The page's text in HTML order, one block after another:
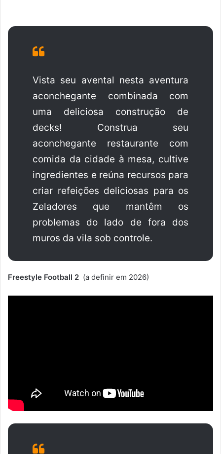
Vista seu avental nesta aventura
aconchegante combinada com
uma deliciosa construção de
decks! Construa seu
aconchegante restaurante com
comida da cidade à mesa, cultive
ingredientes e reúna recursos para
criar refeições deliciosas para os
Zeladores que mantêm os
problemas do lado de fora dos
muros da vila sob controle.
Freestyle Football 2 (a definir em 2026)